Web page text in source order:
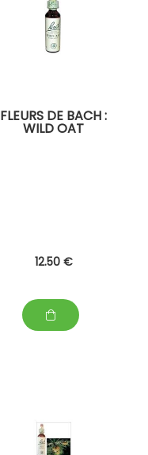
FLEURS DE BACH :
WILD OAT
12.50 €